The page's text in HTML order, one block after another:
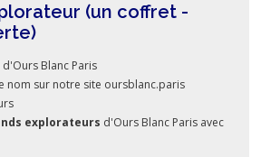
(un coffret -
Blanc Paris
nom sur notre site oursblanc.paris
explorateurs d'Ours Blanc Paris avec